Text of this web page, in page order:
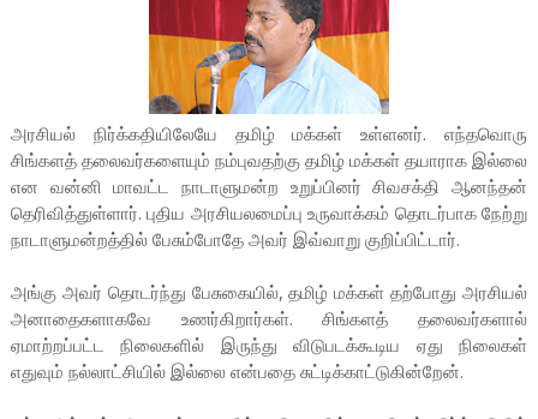
அரசியல் நிர்க்கதியிலேயே தமிழ் மக்கள் உள்ளனர். எந்தவொரு
சிங்களத் தலைவர்களையும் நம்புவதற்கு தமிழ் மக்கள் தயாராக இல்லை
என வன்னி மாவட்ட நாடாளுமன்ற உறுப்பினர் சிவசக்தி ஆனந்தன்
தெரிவித்துள்ளார். புதிய அரசியலமைப்பு உருவாக்கம் தொடர்பாக நேற்று
நாடாளுமன்றத்தில் பேசும்போதே அவர் இவ்வாறு குறிப்பிட்டார்.
அங்கு அவர் தொடர்ந்து பேசுகையில், தமிழ் மக்கள் தற்போது அரசியல்
அனாதைகளாகவே உணர்கிறார்கள். சிங்களத் தலைவர்களால்
ஏமாற்றப்பட்ட நிலைகளில் இருந்து விடுபடக்கூடிய ஏது நிலைகள்
எதுவும் நல்லாட்சியில் இல்லை என்பதை சுட்டிக்காட்டுகின்றேன்.